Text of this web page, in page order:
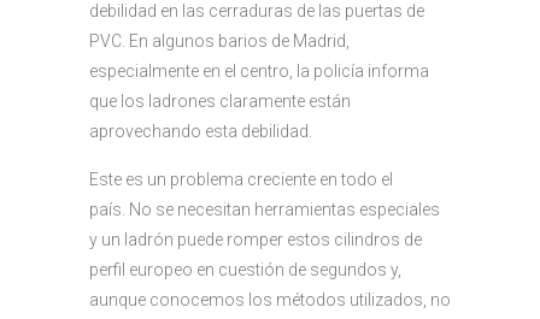
debilidad en las cerraduras de las puertas de
PVC. En algunos barios de Madrid,
especialmente en el centro, la policía informa
que los ladrones claramente están
aprovechando esta debilidad.
Este es un problema creciente en todo el
país. No se necesitan herramientas especiales
y un ladrón puede romper estos cilindros de
perfil europeo en cuestión de segundos y,
aunque conocemos los métodos utilizados, no